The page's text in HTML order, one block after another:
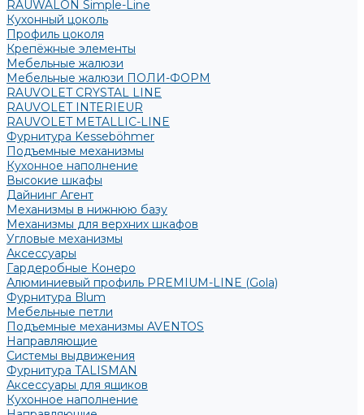
RAUWALON Simple-Line
Кухонный цоколь
Профиль цоколя
Крепёжные элементы
Мебельные жалюзи
Мебельные жалюзи ПОЛИ-ФОРМ
RAUVOLET CRYSTAL LINE
RAUVOLET INTERIEUR
RAUVOLET METALLIC-LINE
Фурнитура Kesseböhmer
Подъемные механизмы
Кухонное наполнение
Высокие шкафы
Дайнинг Агент
Механизмы в нижнюю базу
Механизмы для верхних шкафов
Угловые механизмы
Аксессуары
Гардеробные Конеро
Алюминиевый профиль PREMIUM-LINE (Gola)
Фурнитура Blum
Мебельные петли
Подъемные механизмы AVENTOS
Направляющие
Системы выдвижения
Фурнитура TALISMAN
Аксессуары для ящиков
Кухонное наполнение